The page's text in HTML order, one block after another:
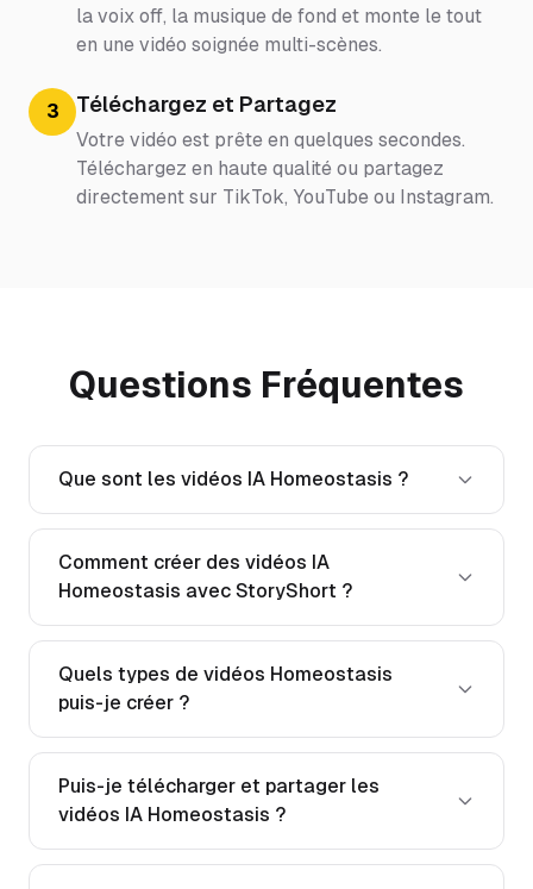
la voix off, la musique de fond et monte le tout
en une vidéo soignée multi-scènes.
3 Téléchargez et Partagez
Votre vidéo est prête en quelques secondes.
Téléchargez en haute qualité ou partagez
directement sur TikTok, YouTube ou Instagram.
Questions Fréquentes
Que sont les vidéos IA Homeostasis ?
Comment créer des vidéos IA
Homeostasis avec StoryShort ?
Quels types de vidéos Homeostasis
puis-je créer ?
Puis-je télécharger et partager les
vidéos IA Homeostasis ?